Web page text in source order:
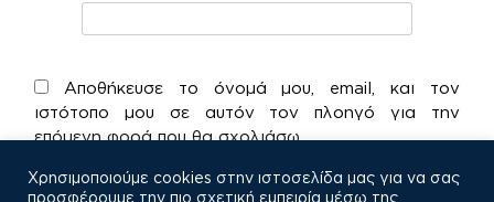
Αποθήκευσε το όνομά μου, email, και τον
ιστότοπο μου σε αυτόν τον πλοηγό για την
επόμενη φορά που θα σχολιάσω.
Χρησιμοποιούμε cookies στην ιστοσελίδα μας για να σας
προσφέρουμε την πιο σχετική εμπειρία μέσω της